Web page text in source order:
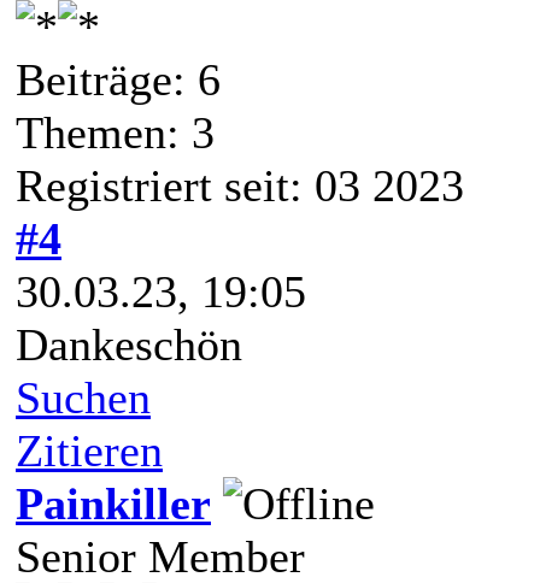
Beiträge: 6
Themen: 3
Registriert seit: 03 2023
#4
30.03.23, 19:05
Dankeschön
Suchen
Zitieren
Painkiller
Senior Member